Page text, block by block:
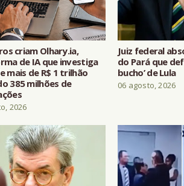
criam Olhary.ia,
de IA que investiga
mais de R$ 1 trilhão
385 milhões de
2026
Juiz federal
do Pará que
bucho’ de Lula
06 agosto, 2026